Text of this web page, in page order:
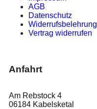
AGB
Datenschutz
Widerrufsbelehrung
Vertrag widerrufen
Anfahrt
Am Rebstock 4
06184 Kabelsketal